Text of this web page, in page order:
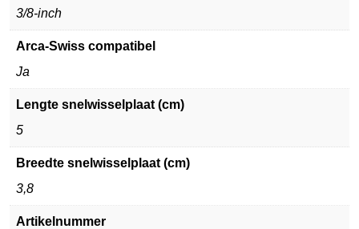
3/8-inch
Arca-Swiss compatibel
Ja
Lengte snelwisselplaat (cm)
5
Breedte snelwisselplaat (cm)
3,8
Artikelnummer